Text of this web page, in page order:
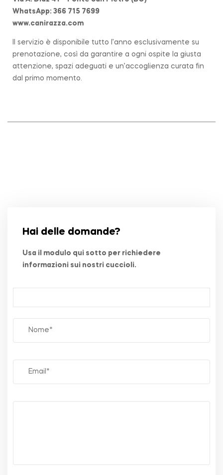
WhatsApp: 366 715 7699
www.canirazza.com
Il servizio è disponibile tutto l’anno esclusivamente su
prenotazione, così da garantire a ogni ospite la giusta
attenzione, spazi adeguati e un’accoglienza curata fin
dal primo momento.
Hai delle domande?
Usa il modulo qui sotto per richiedere
informazioni sui nostri cuccioli.